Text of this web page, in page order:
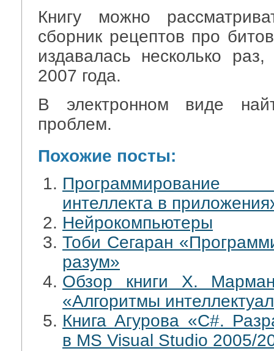
Книгу можно
сборник рецептов про
издавалась несколько
2007 года.
В электронном виде
проблем.
Похожие посты:
Программирование
интеллекта в
Нейрокомпьютеры
Тоби Сегаран
разум»
Обзор книги Х.
«Алгоритмы
Книга Агурова «C#.
в MS Visual Studio 2005/